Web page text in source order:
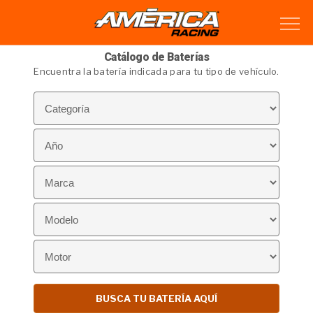
Catálogo de Baterías
Encuentra la batería indicada para tu tipo de vehículo.